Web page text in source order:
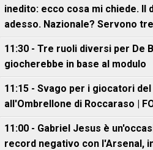
inedito: ecco cosa mi chiede. Il
adesso. Nazionale? Servono
11:30 - Tre ruoli diversi per De
giocherebbe in base al modulo
11:15 - Svago per i giocatori
all'Ombrellone di Roccaraso |
11:00 - Gabriel Jesus è
record negativo con l'Arsenal,